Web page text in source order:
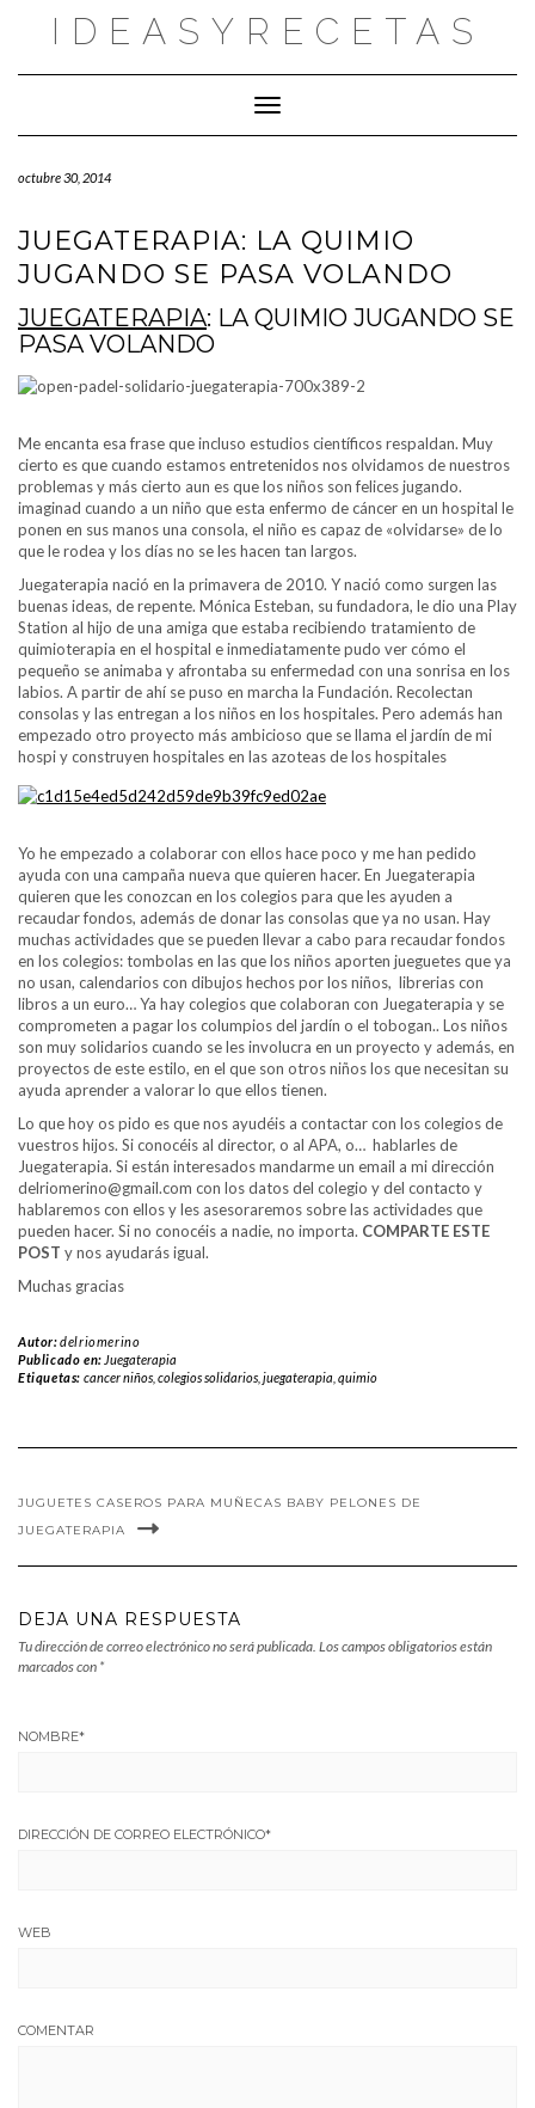
IDEASYRECETAS
Cambiar modo de navegación
octubre 30, 2014
JUEGATERAPIA: LA QUIMIO
JUGANDO SE PASA VOLANDO
JUEGATERAPIA: LA QUIMIO JUGANDO SE
PASA VOLANDO
Me encanta esa frase que incluso estudios científicos respaldan. Muy
cierto es que cuando estamos entretenidos nos olvidamos de nuestros
problemas y más cierto aun es que los niños son felices jugando.
imaginad cuando a un niño que esta enfermo de cáncer en un hospital le
ponen en sus manos una consola, el niño es capaz de «olvidarse» de lo
que le rodea y los días no se les hacen tan largos.
Juegaterapia nació en la primavera de 2010. Y nació como surgen las
buenas ideas, de repente. Mónica Esteban, su fundadora, le dio una Play
Station al hijo de una amiga que estaba recibiendo tratamiento de
quimioterapia en el hospital e inmediatamente pudo ver cómo el
pequeño se animaba y afrontaba su enfermedad con una sonrisa en los
labios. A partir de ahí se puso en marcha la Fundación. Recolectan
consolas y las entregan a los niños en los hospitales. Pero además han
empezado otro proyecto más ambicioso que se llama el jardín de mi
hospi y construyen hospitales en las azoteas de los hospitales
Yo he empezado a colaborar con ellos hace poco y me han pedido
ayuda con una campaña nueva que quieren hacer. En Juegaterapia
quieren que les conozcan en los colegios para que les ayuden a
recaudar fondos, además de donar las consolas que ya no usan. Hay
muchas actividades que se pueden llevar a cabo para recaudar fondos
en los colegios: tombolas en las que los niños aporten jueguetes que ya
no usan, calendarios con dibujos hechos por los niños, librerias con
libros a un euro… Ya hay colegios que colaboran con Juegaterapia y se
comprometen a pagar los columpios del jardín o el tobogan.. Los niños
son muy solidarios cuando se les involucra en un proyecto y además, en
proyectos de este estilo, en el que son otros niños los que necesitan su
ayuda aprender a valorar lo que ellos tienen.
Lo que hoy os pido es que nos ayudéis a contactar con los colegios de
vuestros hijos. Si conocéis al director, o al APA, o… hablarles de
Juegaterapia. Si están interesados mandarme un email a mi dirección
delriomerino@gmail.com con los datos del colegio y del contacto y
hablaremos con ellos y les asesoraremos sobre las actividades que
pueden hacer. Si no conocéis a nadie, no importa. COMPARTE ESTE
POST y nos ayudarás igual.
Muchas gracias
Autor:delriomerino
Publicado en: Juegaterapia
Etiquetas: cancer niños, colegios solidarios, juegaterapia quimio
JUGUETES CASEROS PARA MUÑECAS BABY PELONES DE
JUEGATERAPIA
DEJA UNA RESPUESTA
Tu dirección de correo electrónico no será publicada. Los campos obligatorios están
marcados con *
NOMBRE*
DIRECCIÓN DE CORREO ELECTRÓNICO*
WEB
COMENTAR